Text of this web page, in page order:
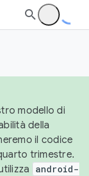
modello di
della
il codice
trimestre.
android-